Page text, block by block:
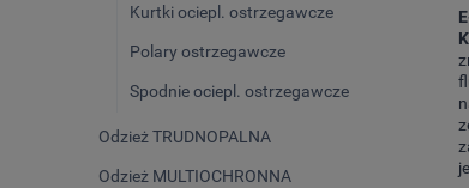
Kurtki ociepl. ostrzegawcze
Polary ostrzegawcze
Spodnie ociepl. ostrzegawcze
Odzież TRUDNOPALNA
Odzież MULTIOCHRONNA